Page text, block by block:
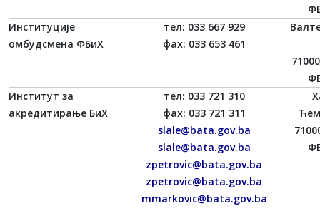
Институције
омбудсмена ФБиХ
тел: 033 667 929
фаx: 033 653 461
Институт за
акредитирање БиХ
тел: 033 721 310
фаx: 033 721 311
slale@bata.gov.ba
slale@bata.gov.ba
zpetrovic@bata.gov.ba
zpetrovic@bata.gov.ba
mmarkovic@bata.gov.ba